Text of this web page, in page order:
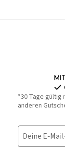
*30 Tage gültig
anderen
Deine E-